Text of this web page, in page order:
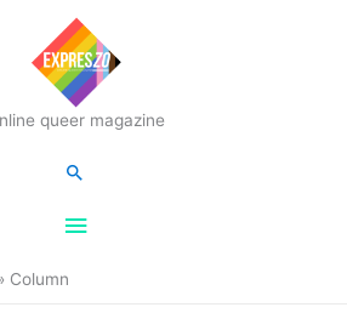
queer magazine
Hoofdmenu
Zoeken
Column